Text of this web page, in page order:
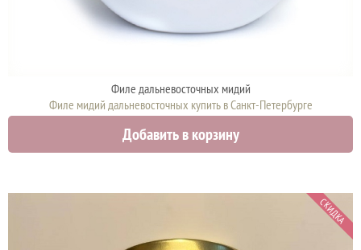
Филе дальневосточных мидий
Филе мидий дальневосточных купить в Санкт-Петербурге
Добавить в корзину
СКИДКА